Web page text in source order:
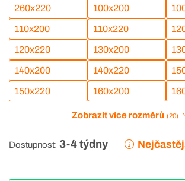
260x220 100x200
110x200 110x220
120x220 130x200
140x200 140x220
150x220 160x200
Zobrazit více rozměrů (20)
Dostupnost: 3-4 týdny